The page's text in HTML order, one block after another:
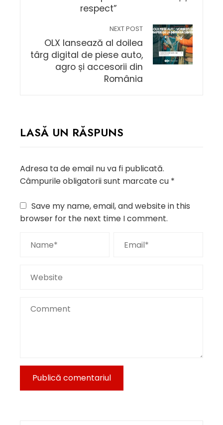
respect”
NEXT POST
OLX lansează al doilea
târg digital de piese auto,
agro și accesorii din
România
LASĂ UN RĂSPUNS
Adresa ta de email nu va fi publicată.
Câmpurile obligatorii sunt marcate cu *
Save my name, email, and website in this
browser for the next time I comment.